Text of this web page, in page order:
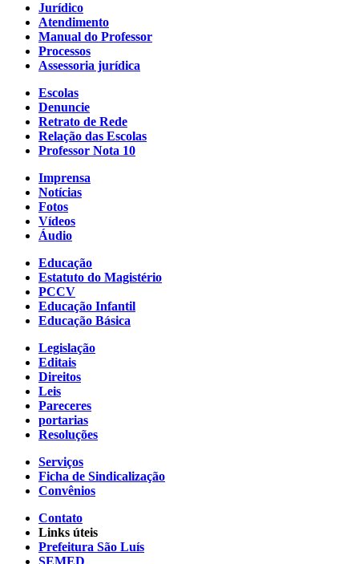
Jurídico
Atendimento
Manual do Professor
Processos
Assessoria jurídica
Escolas
Denuncie
Retrato de Rede
Relação das Escolas
Professor Nota 10
Imprensa
Notícias
Fotos
Vídeos
Áudio
Educação
Estatuto do Magistério
PCCV
Educação Infantil
Educação Básica
Legislação
Editais
Direitos
Leis
Pareceres
portarias
Resoluções
Serviços
Ficha de Sindicalização
Convênios
Contato
Links úteis
Prefeitura São Luís